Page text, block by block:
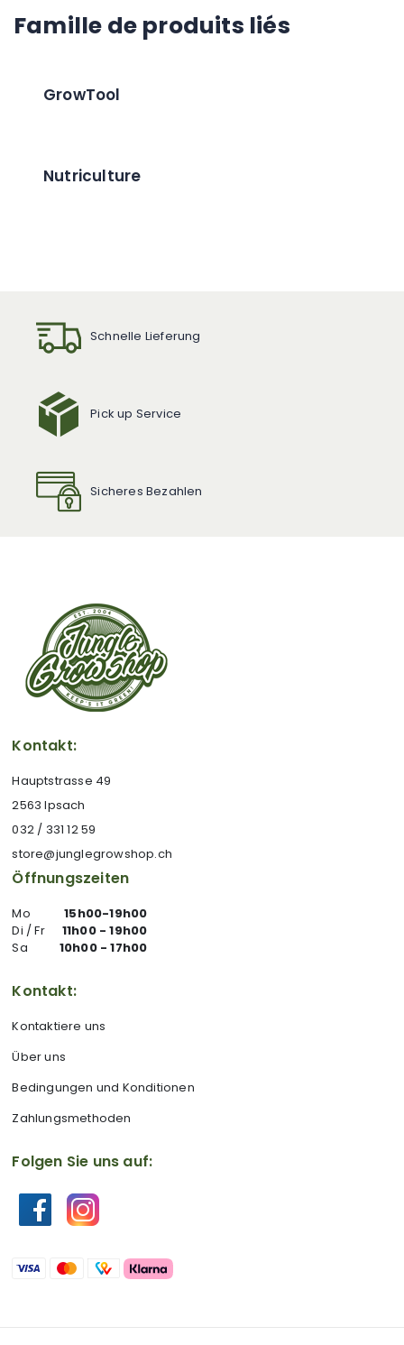
Famille de produits liés
GrowTool
Nutriculture
Schnelle Lieferung
Pick up Service
Sicheres Bezahlen
Kontakt:
Hauptstrasse 49
2563 Ipsach
032 / 331 12 59
store@junglegrowshop.ch
Öffnungszeiten
Mo
15h00-19h00
Di / Fr
11h00 - 19h00
Sa
10h00 - 17h00
Kontakt:
Kontaktiere uns
Über uns
Bedingungen und Konditionen
Zahlungsmethoden
Folgen Sie uns auf: